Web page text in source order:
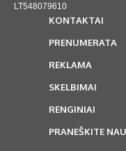
LT548079610
KONTAKTAI
PRENUMERATA
REKLAMA
SKELBIMAI
RENGINIAI
PRANEŠKITE